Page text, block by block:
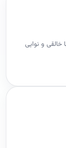
و نوایی